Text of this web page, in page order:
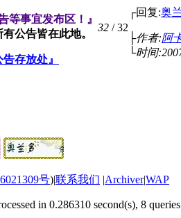
等事宜发布区！』
公告皆在此地。
存放处』
32 / 32
┌回复:奥
├作者:阿
└时间
号)|联系我们 |Archiver|WAP
in 0.286310 second(s), 8 queries